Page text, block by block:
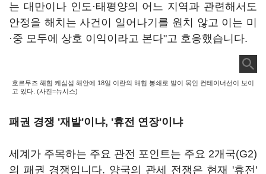
는 대만이나 인도·태평양의 어느 지역과 관련해서도
안정을 해치는 사건이 일어나기를 원치 않고 이는 미
·중 모두에 상호 이익이라고 본다"고 호응했습니다.
호르무즈 해협 케심섬 해안에 18일 이란의 해협 봉쇄로 발이 묶인 컨테이너선이 보이
고 있다. (사진=뉴시스)
패권 경쟁 '재발'이냐, '휴전 연장'이냐
세계가 주목하는 주요 관전 포인트는 주요 2개국(G2)
의 패권 경쟁입니다. 양국의 관세 전쟁은 현재 '휴전'